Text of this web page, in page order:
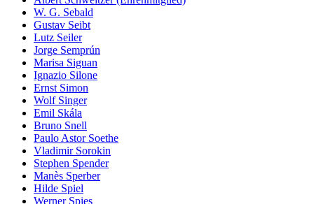
W. G. Sebald
Gustav Seibt
Lutz Seiler
Jorge Semprún
Marisa Siguan
Ignazio Silone
Ernst Simon
Wolf Singer
Emil Skála
Bruno Snell
Paulo Astor Soethe
Vladimir Sorokin
Stephen Spender
Manès Sperber
Hilde Spiel
Werner Spies